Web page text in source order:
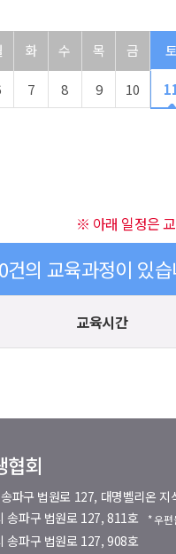
화 수 목 금 토
7 8 9 10
※ 아래 일정은
의 교육과정이 있
교육시간
협회
파구 법원로 127, 대명벨리온
송파구 법원로 127, 811호
* 우
송파구 법원로 127, 908호